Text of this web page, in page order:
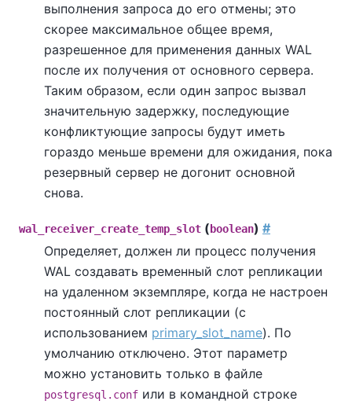
выполнения запроса до его отмены; это
скорее максимальное общее время,
разрешенное для применения данных WAL
после их получения от основного сервера.
Таким образом, если один запрос вызвал
значительную задержку, последующие
конфликтующие запросы будут иметь
гораздо меньше времени для ожидания, пока
резервный сервер не догонит основной
снова.
wal_receiver_create_temp_slot ( boolean) #
Определяет, должен ли процесс получения
WAL создавать временный слот репликации
на удаленном экземпляре, когда не настроен
постоянный слот репликации (с
использованием primary_slot_name). По
умолчанию отключено. Этот параметр
можно установить только в файле
postgresql.conf или в командной строке